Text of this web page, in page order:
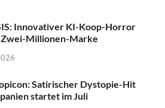
Innovativer KI-Koop-Horror
Millionen-Marke
Satirischer Dystopie-Hit
startet im Juli